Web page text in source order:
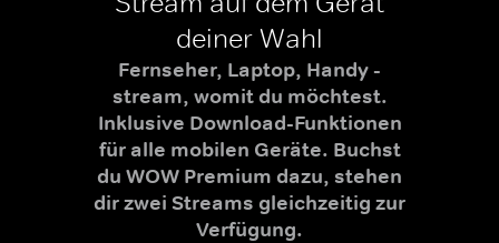
deiner Wahl
Fernseher, Laptop, Handy -
stream, womit du möchtest.
Inklusive Download-Funktionen
für alle mobilen Geräte. Buchst
du WOW Premium dazu, stehen
dir zwei Streams gleichzeitig zur
Verfügung.